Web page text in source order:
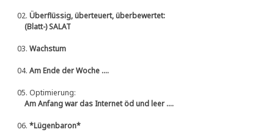
02.Überflüssig, überteuert, überbewertet:
(Blatt-) SALAT
03.Wachstum
04.Am Ende der Woche ....
05. Optimierung:
Am Anfang war das Internet öd und leer ....
06.*Lügenbaron*